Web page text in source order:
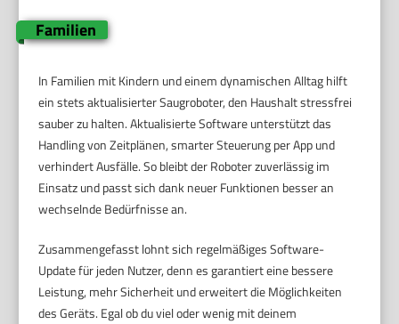
Familien
In Familien mit Kindern und einem dynamischen Alltag hilft
ein stets aktualisierter Saugroboter, den Haushalt stressfrei
sauber zu halten. Aktualisierte Software unterstützt das
Handling von Zeitplänen, smarter Steuerung per App und
verhindert Ausfälle. So bleibt der Roboter zuverlässig im
Einsatz und passt sich dank neuer Funktionen besser an
wechselnde Bedürfnisse an.
Zusammengefasst lohnt sich regelmäßiges Software-
Update für jeden Nutzer, denn es garantiert eine bessere
Leistung, mehr Sicherheit und erweitert die Möglichkeiten
des Geräts. Egal ob du viel oder wenig mit deinem